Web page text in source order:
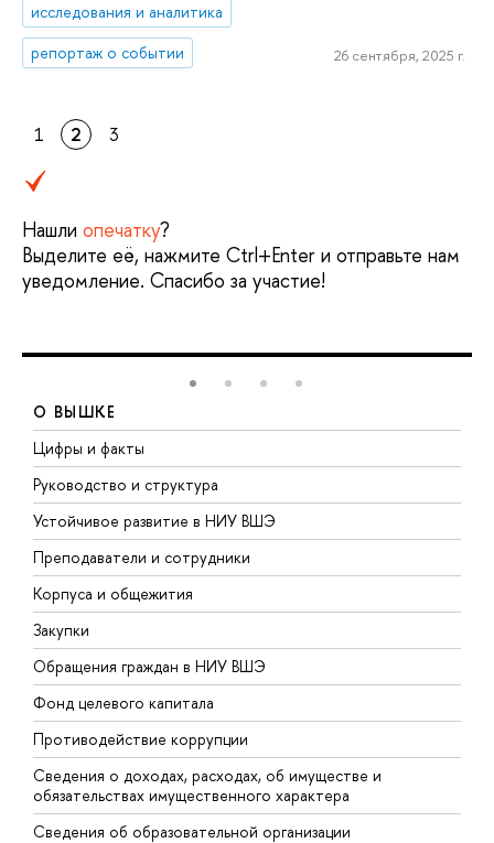
исследования и аналитика
репортаж о событии
26 сентября, 2025 г.
1 2 3
Нашли опечатку?
Выделите её, нажмите Ctrl+Enter и отправьте нам
уведомление. Спасибо за участие!
О ВЫШКЕ
Цифры и факты
Руководство и структура
Устойчивое развитие в НИУ ВШЭ
Преподаватели и сотрудники
Корпуса и общежития
Закупки
Обращения граждан в НИУ ВШЭ
Фонд целевого капитала
Противодействие коррупции
Сведения о доходах, расходах, об имуществе и
обязательствах имущественного характера
Сведения об образовательной организации